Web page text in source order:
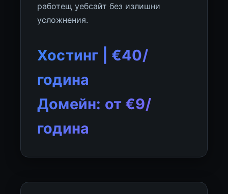
работещ уебсайт без излишни
усложнения.
Хостинг | €40/
година
Домейн: от €9/
година